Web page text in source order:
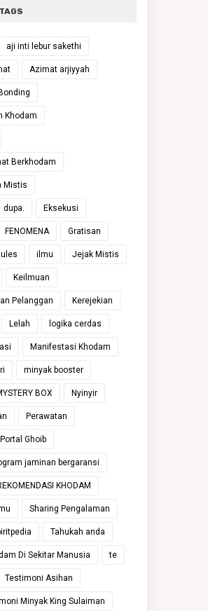
TAGS
aji inti lebur sakethi
Azimat arjiyyah
Khodam
Berkhodam
Mistis
dupa. Eksekusi
FENOMENA Gratisan
ilmu Jejak Mistis
Keilmuan
Pelanggan Kerejekian
Lelah logika cerdas
Manifestasi Khodam
minyak booster
BOX Nyinyir
Perawatan
Portal Ghoib
jaminan bergaransi
KHODAM
Sharing Pengalaman
Tahukah anda
Di Sekitar Manusia te
Testimoni Asihan
Minyak King Sulaiman